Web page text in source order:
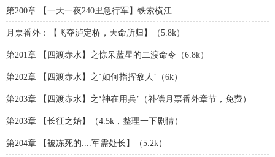
第200章 【一天一夜240里急行军】铁索横江
月票番外：【飞夺泸定桥，天命所归】（5.8k）
第201章 【四渡赤水】之惊呆蓝星的二渡命令（6.8k）
第202章 【四渡赤水】之‘如何指挥敌人’（6k）
第203章 【四渡赤水】之‘神在用兵’（补偿月票番外章节，免费）
第203章 【长征之始】（4.5k，整理一下剧情）
第204章 【被冻死的....军需处长】（5.2k）